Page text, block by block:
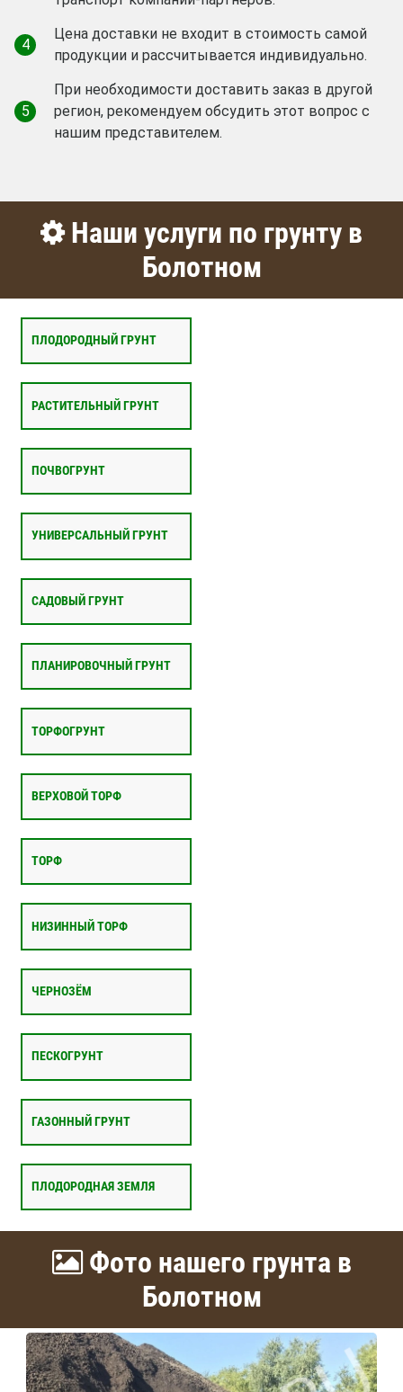
4
Цена доставки не входит в стоимость самой
продукции и рассчитывается индивидуально.
5
При необходимости доставить заказ в другой
регион, рекомендуем обсудить этот вопрос с
нашим представителем.
Наши услуги по грунту в
Болотном
ПЛОДОРОДНЫЙ ГРУНТ
РАСТИТЕЛЬНЫЙ ГРУНТ
ПОЧВОГРУНТ
УНИВЕРСАЛЬНЫЙ ГРУНТ
САДОВЫЙ ГРУНТ
ПЛАНИРОВОЧНЫЙ ГРУНТ
ТОРФОГРУНТ
ВЕРХОВОЙ ТОРФ
ТОРФ
НИЗИННЫЙ ТОРФ
ЧЕРНОЗЁМ
ПЕСКОГРУНТ
ГАЗОННЫЙ ГРУНТ
ПЛОДОРОДНАЯ ЗЕМЛЯ
Фото нашего грунта в
Болотном